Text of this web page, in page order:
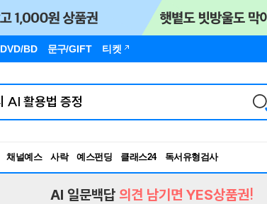
DVD/BD 문구/GIFT 티켓
채널예스 사락 예스펀딩 클래스24
독서유형검사
RBTI Lab
AI 일문백답 의견 남기면 YES상품권!